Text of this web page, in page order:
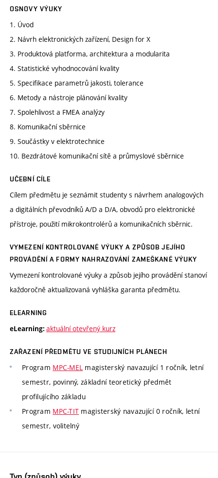
OSNOVY VÝUKY
1. Úvod
2. Návrh elektronických zařízení, Design for X
3. Produktová platforma, architektura a modularita
4. Statistické vyhodnocování kvality
5. Specifikace parametrů jakosti, tolerance
6. Metody a nástroje plánování kvality
7. Spolehlivost a FMEA analýzy
8. Komunikační sběrnice
9. Součástky v elektrotechnice
10. Bezdrátové komunikační sítě a průmyslové sběrnice
UČEBNÍ CÍLE
Cílem předmětu je seznámit studenty s návrhem analogových
a digitálních převodníků A/D a D/A, obvodů pro elektronické
přístroje, použití mikrokontrolérů a komunikačních sběrnic.
VYMEZENÍ KONTROLOVANÉ VÝUKY A ZPŮSOB JEJÍHO
PROVÁDĚNÍ A FORMY NAHRAZOVÁNÍ ZAMEŠKANÉ VÝUKY
Vymezení kontrolované výuky a způsob jejího provádění stanoví
každoročně aktualizovaná vyhláška garanta předmětu.
ELEARNING
eLearning: aktuální otevřený kurz
ZAŘAZENÍ PŘEDMĚTU VE STUDIJNÍCH PLÁNECH
Program MPC-MEL magisterský navazující 1 ročník, letní
semestr, povinný, základní teoretický předmět
profilujícího základu
Program MPC-TIT magisterský navazující 0 ročník, letní
semestr, volitelný